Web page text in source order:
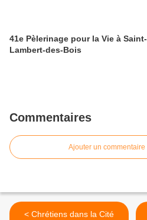
41e Pèlerinage pour la Vie à Saint-
Lambert-des-Bois
Commentaires
Ajouter un commentaire
< Chrétiens dans la Cité